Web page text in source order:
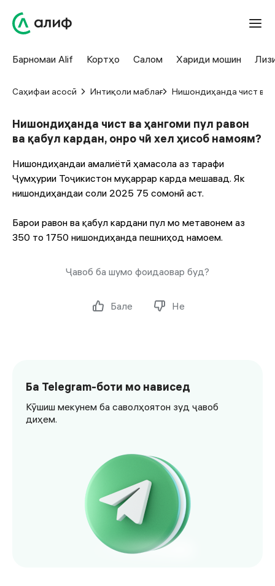
Барномаи Alif Кортҳо Салом Хариди мошин
Саҳифаи асосӣ Интиқоли маблағ Нишондиҳанда чист ва
Нишондиҳанда чист ва ҳангоми пул равон
ва қабул кардан, онро чӣ хел ҳисоб намоям?
Нишондиҳандаи амалиётӣ ҳамасола аз тарафи
Ҷумҳурии Тоҷикистон муқаррар карда мешавад. Як
нишондиҳандаи соли 2025 75 сомонӣ аст.
Барои равон ва қабул кардани пул мо метавонем аз
350 то 1750 нишондиҳанда пешниҳод намоем.
Ҷавоб ба шумо фоидаовар буд?
Бале Не
Ба Telegram-боти мо нависед
Кӯшиш мекунем ба саволҳоятон зуд ҷавоб
диҳем.